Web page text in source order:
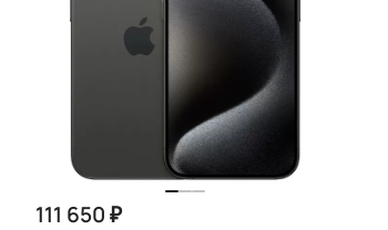
111 650 ₽